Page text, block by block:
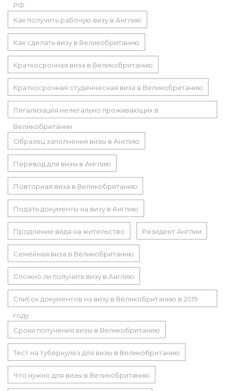
РФ
Как получить рабочую визу в Англию
Как сделать визу в Великобританию
Краткосрочная виза в Великобританию
Краткосрочная студенческая виза в Великобританию
Легализация нелегально проживающих в
Великобритании
Образец заполнения визы в Англию
Перевод для визы в Англию
Повторная виза в Великобританию
Подать документы на визу в Англию
Продление вида на жительство Резидент Англии
Семейная виза в Великобританию
Сложно ли получить визу в Англию
Список документов на визу в Великобританию в 2019
году
Сроки получения визы в Великобританию
Тест на туберкулез для визы в Великобританию
Что нужно для визы в Великобританию